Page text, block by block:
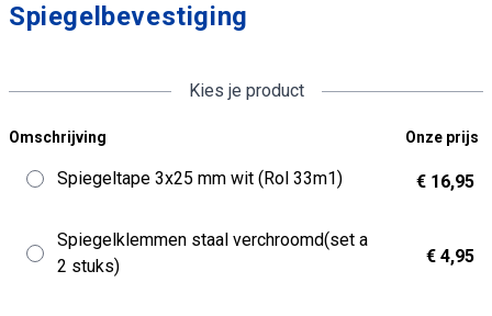
Spiegelbevestiging
Kies je product
Omschrijving Onze prijs
Spiegeltape 3x25 mm wit (Rol 33m1) € 16,95
Spiegelklemmen staal verchroomd(set a
2 stuks)
€ 4,95